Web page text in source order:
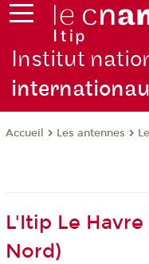
Institut
Accueil Les antennes
L'Itip Le
Nord)